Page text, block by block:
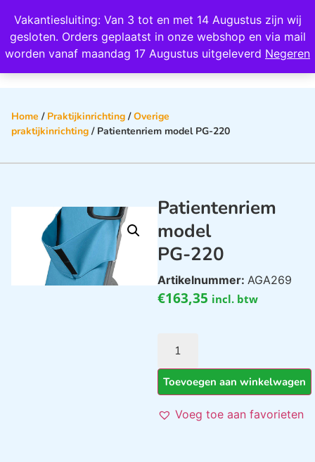
Vakantiesluiting: Van 3 tot en met 14 Augustus zijn wij
gesloten. Orders geplaatst in onze webshop en via mail
worden vanaf maandag 17 Augustus uitgeleverd Negeren
Wij scoren een 4,8 op Google
Home / Praktijkinrichting /Overige
praktijkinrichting / Patientenriem model PG-220
Patientenriem
model
PG-220
Artikelnummer: AGA269
€163,35 incl. btw
Toevoegen aan winkelwagen
Voeg toe aan favorieten